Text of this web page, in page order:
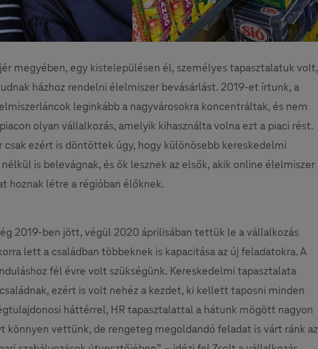
megyében, egy kistelepülésen él, személyes tapasztalatuk volt,
házhoz rendelni élelmiszer bevásárlást. 2019-et írtunk, a
leginkább a nagyvárosokra koncentráltak, és nem
olyan vállalkozás, amelyik kihasználta volna ezt a piaci rést.
csak ezért is döntöttek úgy, hogy különösebb kereskedelmi
is belevágnak, és ők lesznek az elsők, akik online élelmiszer
hoznak létre a régióban élőknek.
2019-ben jött, végül 2020 áprilisában tettük le a vállalkozás
lett a családban többeknek is kapacitása az új feladatokra. A
fél évre volt szükségünk. Kereskedelmi tapasztalata
ezért is volt nehéz a kezdet, ki kellett taposni minden
háttérrel, HR tapasztalattal a hátunk mögött nagyon
könnyen vettünk, de rengeteg megoldandó feladat is várt ránk az